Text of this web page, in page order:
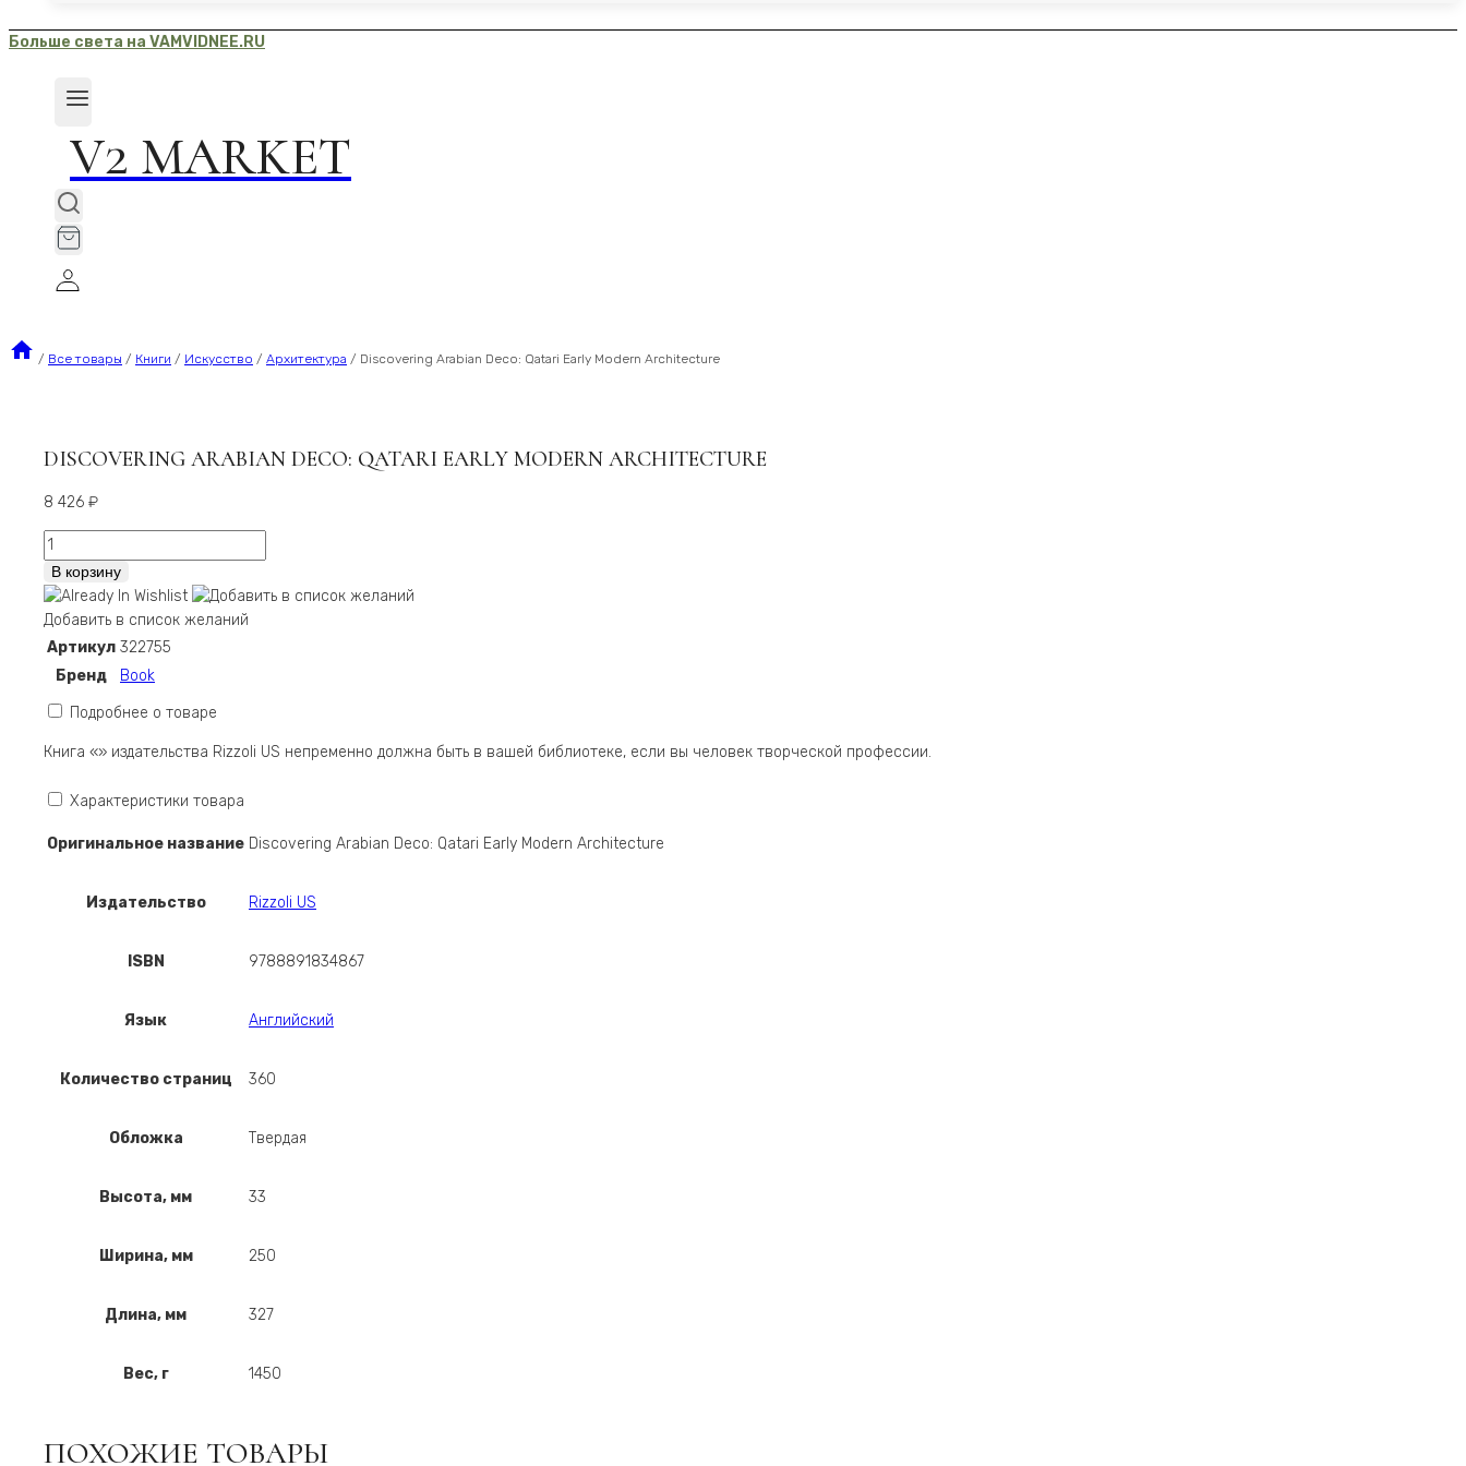
Больше света на VAMVIDNEE.RU
V2 MARKET
/ Все товары / Книги / Искусство / Архитектура / Discovering Arabian Deco: Qatari Early Modern Architecture
DISCOVERING ARABIAN DECO: QATARI EARLY MODERN ARCHITECTURE
8 426 ₽
Количество
Discovering
Arabian
Deco:
Qatari
Early
Modern
Architecture
В корзину
Добавить в список желаний
Артикул 322755
Бренд
Book
Подробнее о товаре
Книга «» издательства Rizzoli US непременно должна быть в вашей библиотеке, если вы человек творческой профессии.
Характеристики товара
Оригинальное название Discovering Arabian Deco: Qatari Early Modern Architecture
Издательство Rizzoli US
ISBN 9788891834867
Язык Английский
Количество страниц 360
Обложка Твердая
Высота, мм 33
Ширина, мм 250
Длина, мм 327
Вес, г 1450
ПОХОЖИЕ ТОВАРЫ